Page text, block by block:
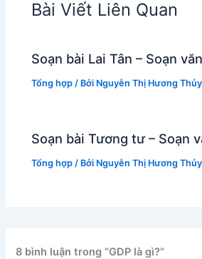
Bài Viết Liên Quan
Soạn bài Lai Tân – Soạn
Tổng hợp / Bởi Nguyễn Thị Hương Thủy
Soạn bài Tương tư – Soạn
Tổng hợp / Bởi Nguyễn Thị Hương Thủy
8 bình luận trong “GDP là gì?”